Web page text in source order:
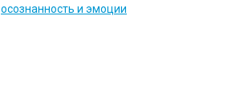
осознанность и эмоции